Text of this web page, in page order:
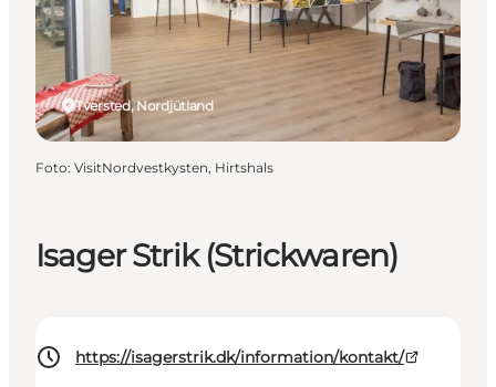
Mach deine Urlaubsplanung
Isager Strik (Strickwaren)
https://isagerstrik.dk/information/kontakt/
Tversted, Nordjütland
Foto: VisitNordvestkysten, Hirtshals